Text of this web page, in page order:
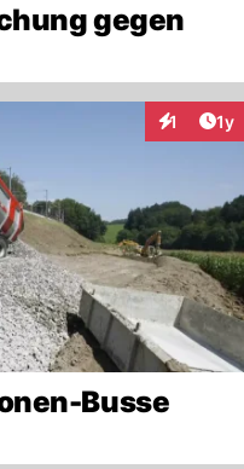
gegen
1 1y
Busse